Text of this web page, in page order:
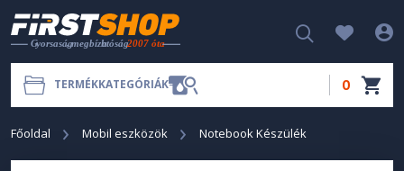
TERMÉKKATEGÓRIÁK 0
Főoldal Mobil eszközök Notebook Készülék